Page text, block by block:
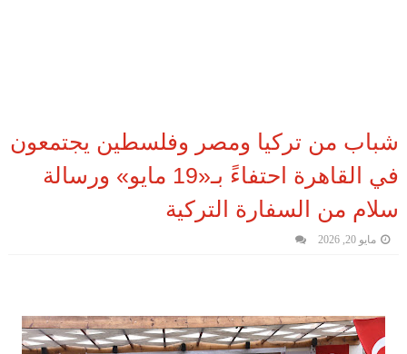
شباب من تركيا ومصر وفلسطين يجتمعون
في القاهرة احتفاءً بـ«19 مايو» ورسالة
سلام من السفارة التركية
مايو 20, 2026